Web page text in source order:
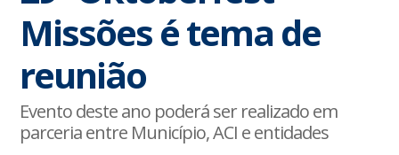
Missões é tema de
reunião
Evento deste ano poderá ser realizado em
parceria entre Município, ACI e entidades